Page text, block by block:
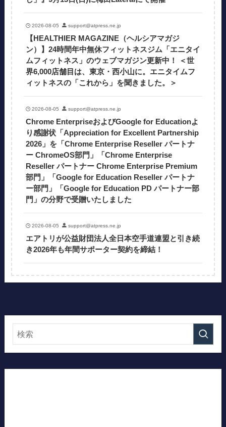
2026-08-05 support@atpress.ne.jp
【HEALTHIER MAGAZINE（ヘルシアマガジ
ン）】24時間年中無休フィットネスジム「エニタイ
ムフィットネス」のウェブマガジン更新中！ ＜世
界6,000店舗目は、東京・西小山に。エニタイムフ
ィットネスの「これから」を聞きました。＞
2026-08-05 support@atpress.ne.jp
Chrome EnterpriseおよびGoogle for Educationよ
り感謝状「Appreciation for Excellent Partnership
2026」を「Chrome Enterprise Reseller パートナ
ー ChromeOS部門」「Chrome Enterprise
Reseller パートナー Chrome Enterprise Premium
部門」「Google for Education Reseller パートナ
ー部門」「Google for Education PD パートナー部
門」の分野で受贈いたしました
2026-08-05 support@atpress.ne.jp
エアトリが公益財団法人全日本空手道連盟と引き続
き2026年も年間サポーター契約を締結！